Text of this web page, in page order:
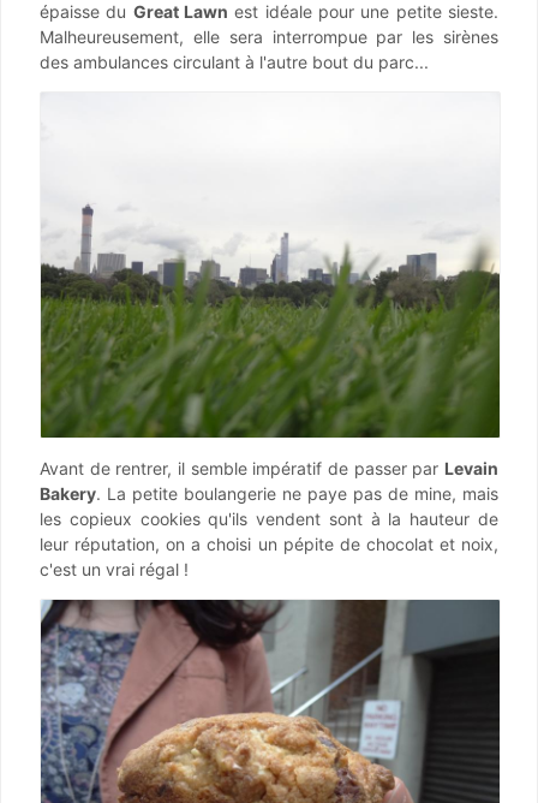
épaisse du Great Lawn est idéale pour une petite sieste.
Malheureusement, elle sera interrompue par les sirènes
des ambulances circulant à l'autre bout du parc...
Avant de rentrer, il semble impératif de passer par Levain
Bakery. La petite boulangerie ne paye pas de mine, mais
les copieux cookies qu'ils vendent sont à la hauteur de
leur réputation, on a choisi un pépite de chocolat et noix,
c'est un vrai régal !